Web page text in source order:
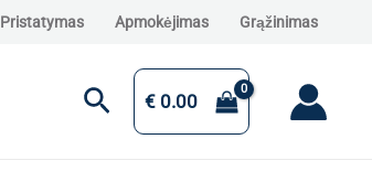
Pristatymas Apmokėjimas Grąžinimas
Paieška
€0.00